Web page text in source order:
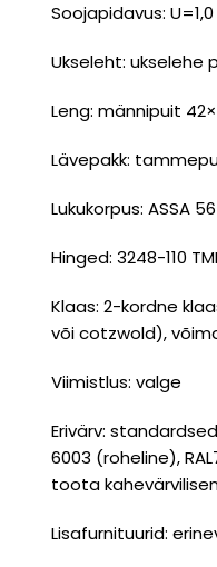
Soojapidavus:
Ukseleht: ukselehe
Leng: männipuit
Lävepakk:
Lukukorpus: ASSA
Hinged: 3248-110
Klaas: 2-kordne
või cotzwold),
Viimistlus: valge
Erivärv: standardsed
6003 (roheline),
toota
Lisafurnituurid: